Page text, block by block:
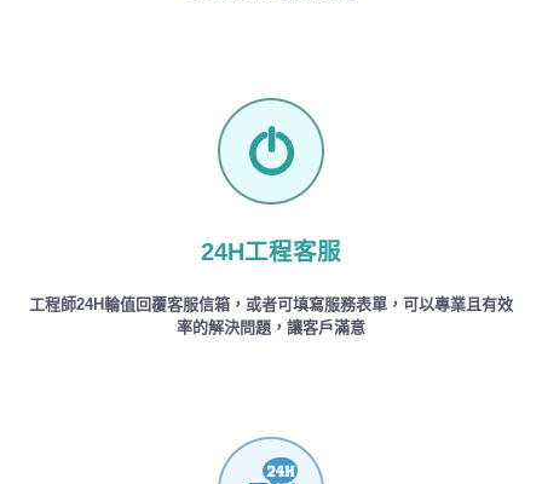
24H工程客服
工程師24H輪值回覆客服信箱，或者可填寫服務表單，可以專業且有效
率的解決問題，讓客戶滿意